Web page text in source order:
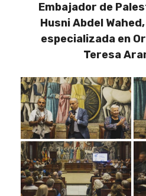
Embajador de
Husni Abdel
especializada en
Teresa